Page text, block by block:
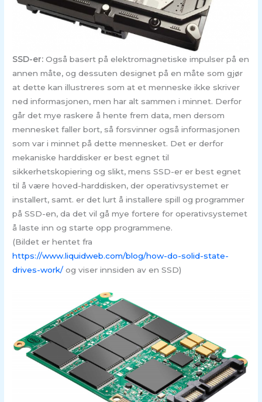
SSD-er:Også basert på elektromagnetiske impulser på en
annen måte, og dessuten designet på en måte som gjør
at dette kan illustreres som at et menneske ikke skriver
ned informasjonen, men har alt sammen i minnet. Derfor
går det mye raskere å hente frem data, men dersom
mennesket faller bort, så forsvinner også informasjonen
som var i minnet på dette mennesket. Det er derfor
mekaniske harddisker er best egnet til
sikkerhetskopiering og slikt, mens SSD-er er best egnet
til å være hoved-harddisken, der operativsystemet er
installert, samt. er det lurt å installere spill og programmer
på SSD-en, da det vil gå mye fortere for operativsystemet
å laste inn og starte opp programmene.
(Bildet er hentet fra
https://www.liquidweb.com/blog/how-do-solid-state-
drives-work/ og viser innsiden av en SSD)